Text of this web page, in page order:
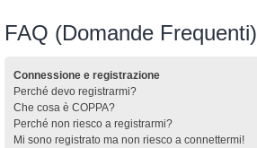
FAQ (Domande Frequenti)
Connessione e registrazione
Perché devo registrarmi?
Che cosa è COPPA?
Perché non riesco a registrarmi?
Mi sono registrato ma non riesco a connettermi!